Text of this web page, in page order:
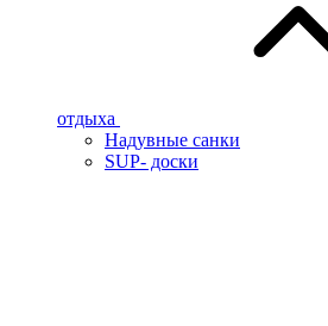
отдыха
Надувные санки
SUP- доски